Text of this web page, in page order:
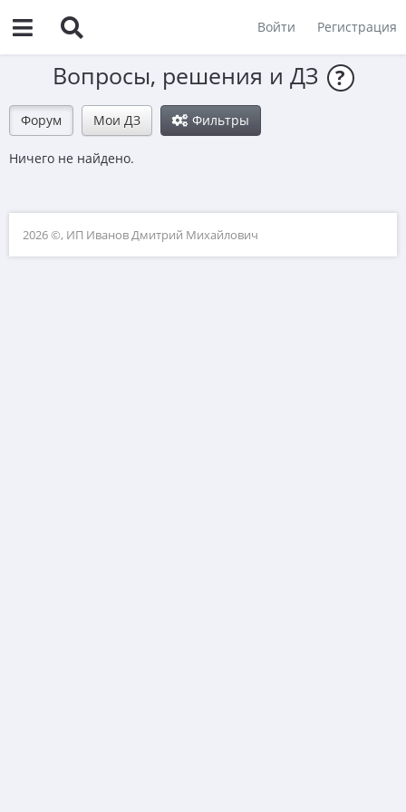
Войти Регистрация
Вопросы, решения и ДЗ ?
Форум Мои ДЗ Фильтры
Ничего не найдено.
2026 ©, ИП Иванов Дмитрий Михайлович